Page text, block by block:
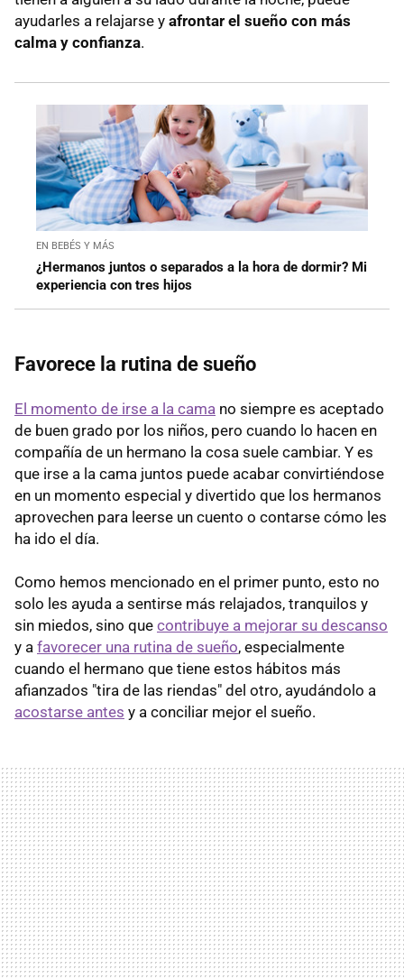
ayudarles a relajarse y afrontar el sueño con más
calma y confianza.
EN BEBÉS Y MÁS
¿Hermanos juntos o separados a la hora de dormir? Mi
experiencia con tres hijos
Favorece la rutina de sueño
El momento de irse a la cama no siempre es aceptado
de buen grado por los niños, pero cuando lo hacen en
compañía de un hermano la cosa suele cambiar. Y es
que irse a la cama juntos puede acabar convirtiéndose
en un momento especial y divertido que los hermanos
aprovechen para leerse un cuento o contarse cómo les
ha ido el día.
Como hemos mencionado en el primer punto, esto no
solo les ayuda a sentirse más relajados, tranquilos y
sin miedos, sino que contribuye a mejorar su descanso
y a favorecer una rutina de sueño, especialmente
cuando el hermano que tiene estos hábitos más
afianzados "tira de las riendas" del otro, ayudándolo a
acostarse antes y a conciliar mejor el sueño.